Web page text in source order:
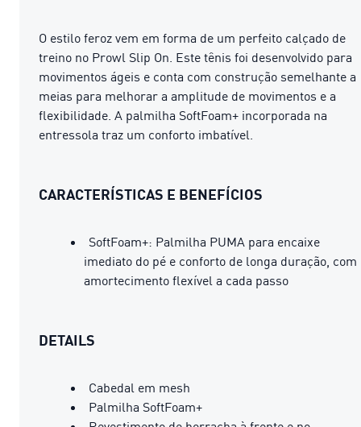
O estilo feroz vem em forma de um perfeito calçado de
treino no Prowl Slip On. Este tênis foi desenvolvido para
movimentos ágeis e conta com construção semelhante a
meias para melhorar a amplitude de movimentos e a
flexibilidade. A palmilha SoftFoam+ incorporada na
entressola traz um conforto imbatível.
CARACTERÍSTICAS E BENEFÍCIOS
SoftFoam+: Palmilha PUMA para encaixe
imediato do pé e conforto de longa duração, com
amortecimento flexível a cada passo
DETAILS
Cabedal em mesh
Palmilha SoftFoam+